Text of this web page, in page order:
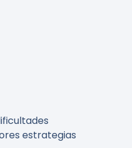
estrategias